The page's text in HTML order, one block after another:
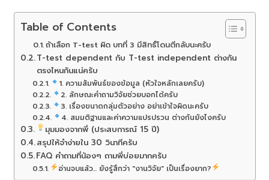
Table of Contents
ถ้าเลือก T-test ผิด บทที่ 3 มีสิทธิ์โดนตีกลับนะครับ
T-test dependent กับ T-test independent ต่างกัน
ตรงไหนกันแน่ครับ
1. ความสัมพันธ์ของข้อมูล (หัวใจหลักเลยครับ)
2. ลักษณะคำถามวิจัยช่วยบอกได้ครับ
3. เรื่องขนาดกลุ่มตัวอย่าง อย่าเข้าใจผิดนะครับ
4. สมมติฐานและค่าความแปรปรวน ต่างกันยังไงครับ
มุมมองจากพี่ (ประสบการณ์ 15 ปี)
สรุปให้จำง่ายใน 30 วินาทีครับ
FAQ คำถามที่น้องๆ ถามพี่บ่อยมากครับ
อ่านจบแล้ว... ยังรู้สึกว่า "งานวิจัย" เป็นเรื่องยาก?